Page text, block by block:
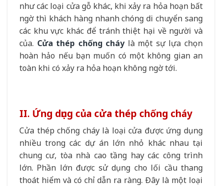
như các loại cửa gỗ khác, khi xảy ra hỏa hoạn bất
ngờ thì khách hàng nhanh chóng di chuyển sang
các khu vực khác để tránh thiệt hại về người và
của. Cửa thép chống cháylà một sự lựa chọn
hoàn hảo nếu bạn muốn có một không gian an
toàn khi có xảy ra hỏa hoạn không ngờ tới.
II. Ứng dụng của cửa thép chống cháy
Cửa thép chống cháy là loại cửa được ứng dụng
nhiều trong các dự án lớn nhỏ khác nhau tại
chung cư, tòa nhà cao tầng hay các công trình
lớn. Phần lớn được sử dụng cho lối cầu thang
thoát hiểm và có chỉ dẫn ra ràng. Đây là một loại